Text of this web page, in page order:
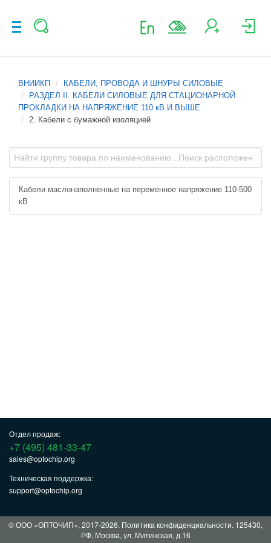
ВНИИКП
КАБЕЛИ, ПРОВОДА И ШНУРЫ СИЛОВЫЕ
РАЗДЕЛ II. КАБЕЛИ СИЛОВЫЕ ДЛЯ СТАЦИОНАРНОЙ
ПРОКЛАДКИ НА НАПРЯЖЕНИЕ 110 кВ И ВЫШЕ
2. Кабели с бумажной изоляцией
Кабели маслонаполненные на переменное напряжение 110-500
кВ
Отдел продаж:
+7 (495) 481-33-47
sales@optochip.org
Техническая поддержка:
support@optochip.org
© ООО «ОПТОЧИП», 2017-2026. Политика конфиденциальности. 125430,
РФ, Москва, ул. Митинская, д.16